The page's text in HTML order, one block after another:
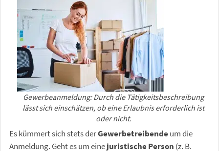
Gewerbeanmeldung: Durch die Tätigkeitsbeschreibung
lässt sich einschätzen, ob eine Erlaubnis erforderlich ist
oder nicht.
Es kümmert sich stets derGewerbetreibendeum die
Anmeldung. Geht es um einejuristische Person (z. B.